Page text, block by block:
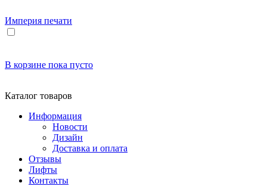
Империя печати
В корзине пока пусто
Каталог товаров
Информация
Новости
Дизайн
Доставка и оплата
Отзывы
Лифты
Контакты